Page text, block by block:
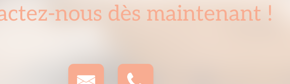
nous dès maintenant !